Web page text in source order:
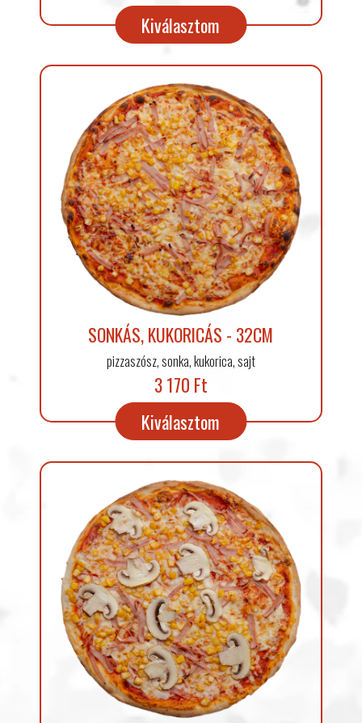
Kiválasztom
SONKÁS, KUKORICÁS - 32CM
pizzaszósz, sonka, kukorica, sajt
3 170 Ft
Kiválasztom